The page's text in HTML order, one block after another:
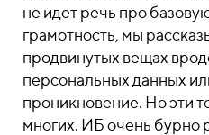
не идет речь про
грамотность, мы
продвинутых вещах
персональных данных
проникновение. Но эти
многих. ИБ очень бурно